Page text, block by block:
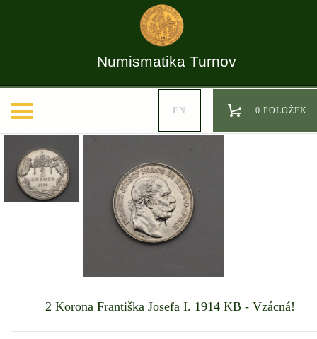
Numismatika Turnov
EN 0 POLOŽEK
2 Korona Františka Josefa I. 1914 KB - Vzácná!